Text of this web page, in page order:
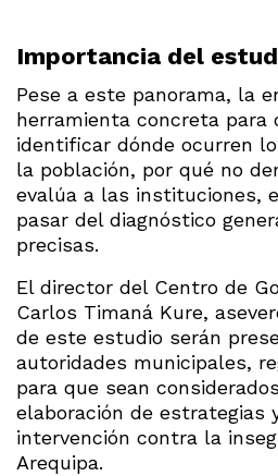
Importancia del
Pese a este panorama, la
herramienta concreta para
identificar dónde ocurren
la población, por qué no
evalúa a las instituciones,
pasar del diagnóstico
precisas.
El director del Centro de
Carlos Timaná Kure,
de este estudio serán
autoridades municipales,
para que sean
elaboración de estrategias
intervención contra la
Arequipa.